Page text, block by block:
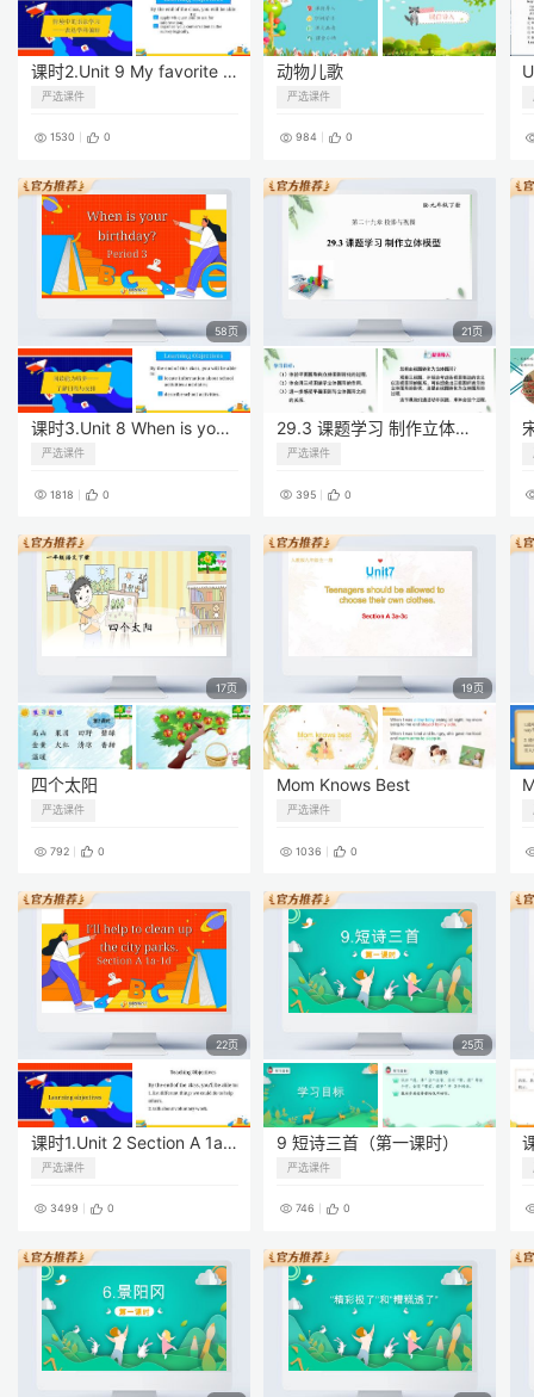
课时2.Unit 9 My favorite subject is science. (Period 2)
严选课件
1530 0
动物儿歌
严选课件
984 0
58页
课时3.Unit 8 When is your birthday? (Period 3)
严选课件
1818 0
21页
29.3 课题学习 制作立体模型
严选课件
395 0
17页
四个太阳
严选课件
792 0
19页
Mom Knows Best
严选课件
1036 0
22页
课时1.Unit 2 Section A 1a-2d
严选课件
3499 0
25页
9 短诗三首（第一课时）
严选课件
746 0